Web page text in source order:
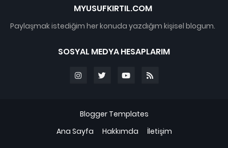
MYUSUFKIRTIL.COM
Paylaşmak istediğim her konuda yazdığım kişisel blogum.
SOSYAL MEDYA HESAPLARIM
Blogger Templates
Ana Sayfa
Hakkımda İletişim